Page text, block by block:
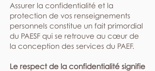
Assurer la confidentialité et la
protection de vos renseignements
personnels constitue un fait primordial
du PAESF qui se retrouve au cœur de
la conception des services du PAEF.
Le respect de la confidentialité signifie